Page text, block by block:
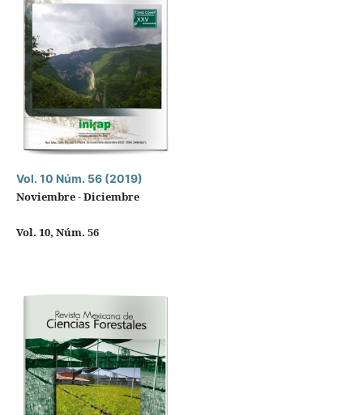
Vol. 10 Núm. 56 (2019)
Noviembre - Diciembre
Vol. 10, Núm. 56